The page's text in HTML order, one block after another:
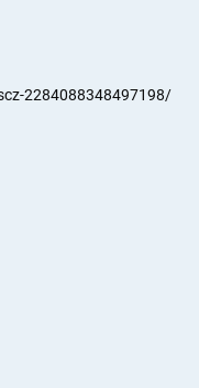
2284088348497198/